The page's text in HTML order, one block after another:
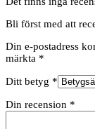
Bli först med att
Din e-postadress
märkta *
Ditt betyg *
Din recension *